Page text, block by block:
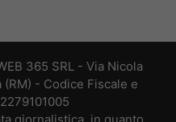
365 SRL - Via Nicola
(RM) - Codice Fiscale e